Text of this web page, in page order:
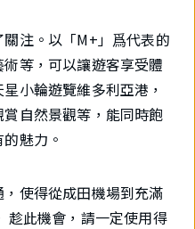
注。以「M+」爲代表的
等，可以讓遊客享受體
小輪遊覽維多利亞港，
自然景觀等，能同時飽
魅力。
使得從成田機場到充滿
趁此機會，請一定使用得